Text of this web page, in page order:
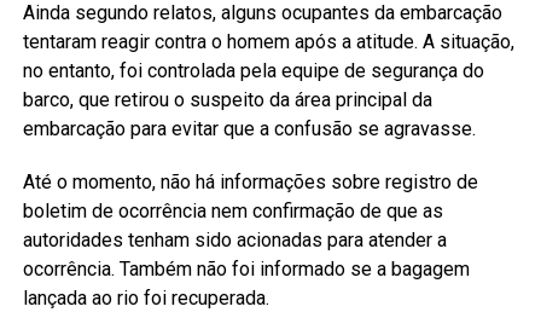
Ainda segundo relatos, alguns ocupantes da embarcação
tentaram reagir contra o homem após a atitude. A situação,
no entanto, foi controlada pela equipe de segurança do
barco, que retirou o suspeito da área principal da
embarcação para evitar que a confusão se agravasse.
Até o momento, não há informações sobre registro de
boletim de ocorrência nem confirmação de que as
autoridades tenham sido acionadas para atender a
ocorrência. Também não foi informado se a bagagem
lançada ao rio foi recuperada.